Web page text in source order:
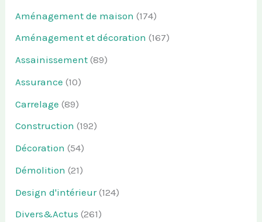
Aménagement de maison (174)
Aménagement et décoration (167)
Assainissement (89)
Assurance (10)
Carrelage (89)
Construction (192)
Décoration (54)
Démolition (21)
Design d'intérieur(124)
Divers&Actus (261)